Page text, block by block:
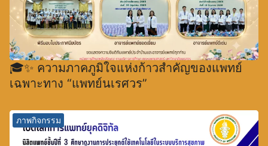
🎓✨ ความภาคภูมิใจแห่งก้าวสำคัญของแพทย์
เฉพาะทาง “แพทย์นเรศวร”
ภาพกิจกรรม